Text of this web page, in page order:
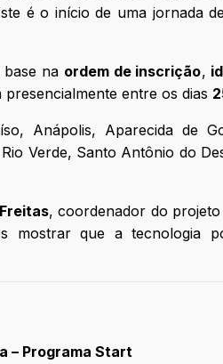
é o início de uma jornada
na ordem de inscrição,
entre os dias
Anápolis, Aparecida de
Verde, Santo Antônio do
, coordenador do
mostrar que a tecnologia
– Programa Start